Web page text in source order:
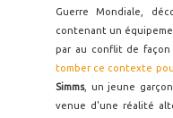
Guerre Mondiale,
contenant un
par au conflit de façon
tomber ce contexte
Simms, un jeune
venue d'une réalité